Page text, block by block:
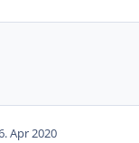
Apr 2020